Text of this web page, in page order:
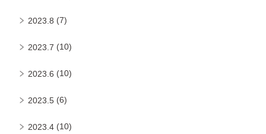
2023.8 (7)
2023.7 (10)
2023.6 (10)
2023.5 (6)
2023.4 (10)